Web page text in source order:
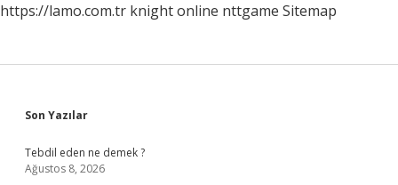
https://lamo.com.tr knight online nttgame Sitemap
Sidebar
Son Yazılar
Tebdil eden ne demek ?
Ağustos 8, 2026